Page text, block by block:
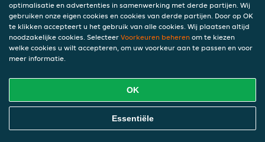
optimalisatie en advertenties in samenwerking met derde partijen. Wij
gebruiken onze eigen cookies en cookies van derde partijen. Door op OK
te klikken accepteert u het gebruik van alle cookies. Wij plaatsen altijd
noodzakelijke cookies. Selecteer Voorkeuren beheren om te kiezen
welke cookies u wilt accepteren, om uw voorkeur aan te passen en voor
meer informatie.
OK
Essentiële